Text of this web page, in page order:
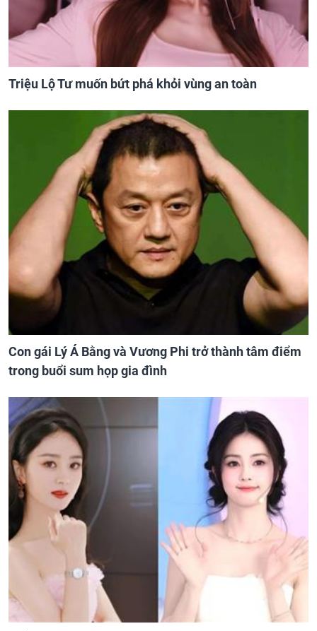
Triệu Lộ Tư muốn bứt phá khỏi vùng an toàn
Con gái Lý Á Bằng và Vương Phi trở thành tâm điểm
trong buổi sum họp gia đình